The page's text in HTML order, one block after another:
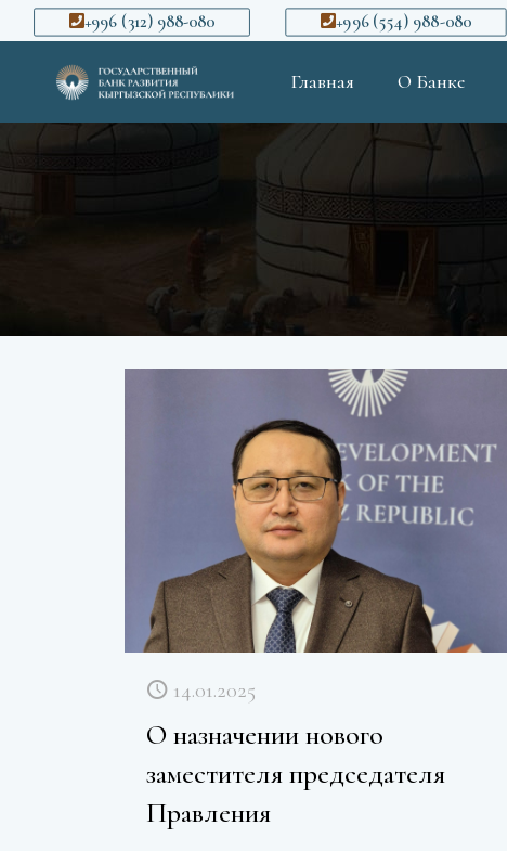
+996 (312) 988-080 +996 (554) 988-080
Главная О Банке
14.01.2025
О назначении нового
заместителя председателя
Правления